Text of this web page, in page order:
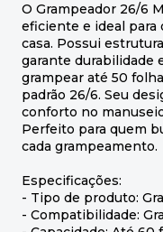
O Grampeador 26/6
eficiente e ideal para
casa. Possui
garante durabilidade
grampear até 50
padrão 26/6. Seu
conforto no
Perfeito para quem
cada grampeamento.
Especificações:
- Tipo de produto:
- Compatibilidade: